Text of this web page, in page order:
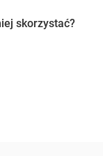
skorzystać?